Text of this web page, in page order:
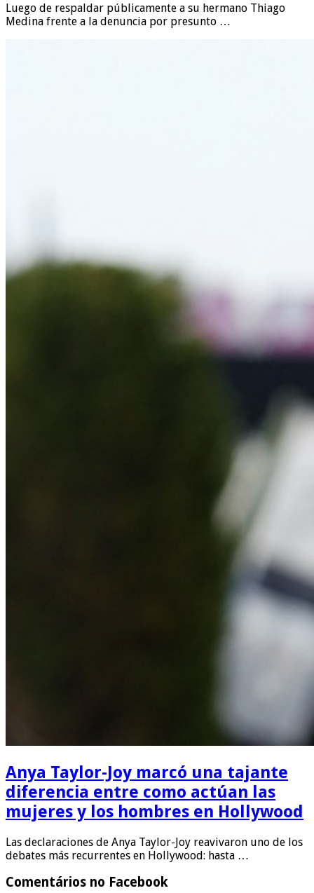
Luego de respaldar públicamente a su hermano Thiago
Medina frente a la denuncia por presunto …
Anya Taylor-Joy marcó una tajante
diferencia entre como actúan las
mujeres y los hombres en Hollywood
Las declaraciones de Anya Taylor-Joy reavivaron uno de los
debates más recurrentes en Hollywood: hasta …
Comentários no Facebook